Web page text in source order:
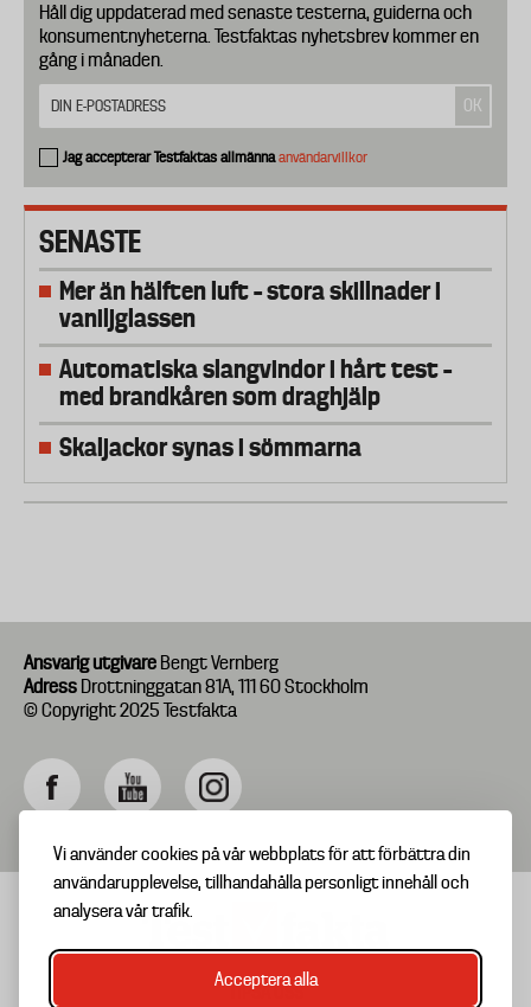
Vi använder cookies på vår webbplats för att förbättra din
användarupplevelse, tillhandahålla personligt innehåll och
analysera vår trafik.
Acceptera alla
Håll dig uppdaterad med senaste testerna, guiderna och
konsumentnyheterna. Testfaktas nyhetsbrev kommer en
gång i månaden.
Jag accepterar Testfaktas allmännaanvändarvillkor
SENASTE
Mer än hälften luft – stora skillnader i
vaniljglassen
Automatiska slangvindor i hårt test –
med brandkåren som draghjälp
Skaljackor synas i sömmarna
Ansvarig utgivare Bengt Vernberg
Adress Drottninggatan 81A, 111 60 Stockholm
© Copyright 2025 Testfakta
TIPSA OSS